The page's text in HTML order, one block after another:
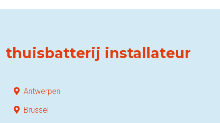
thuisbatterij installateur
Antwerpen
Brussel